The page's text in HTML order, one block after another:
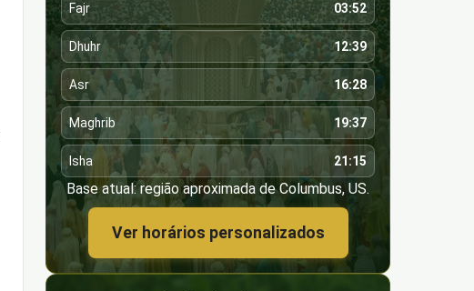
Fajr 03:52
Dhuhr 12:39
Asr 16:28
Maghrib 19:37
Isha 21:15
Base atual: região aproximada de Columbus, US.
Ver horários personalizados